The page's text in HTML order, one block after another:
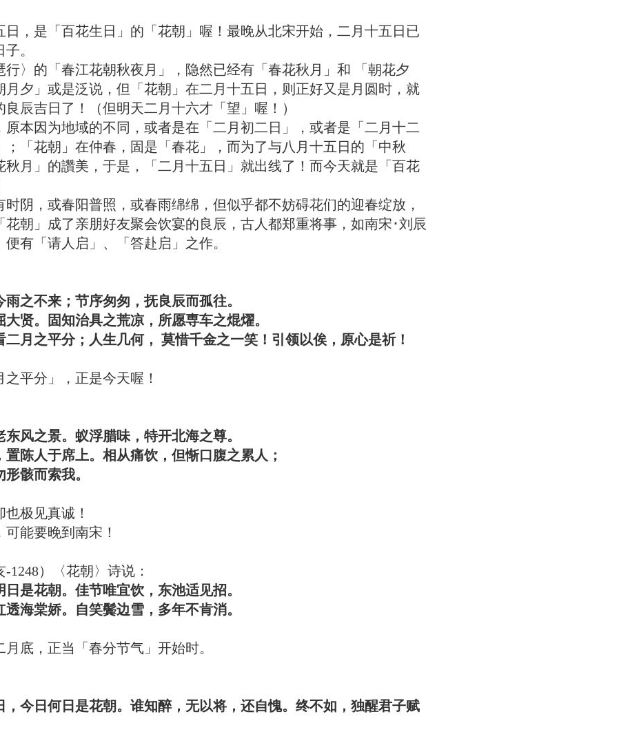
是「百花生日」的「花朝」喔！最晚从北宋开始，二月十五日已
。
的「春江花朝秋夜月」，隐然已经有「春花秋月」和 「朝花夕
月夕」或是泛说，但「花朝」在二月十五日，则正好又是月圆时，就
辰吉日了！（但明天二月十六才「望」喔！）
因为地域的不同，或者是在「二月初二日」，或者是「二月十二
；「花朝」在仲春，固是「春花」，而为了与八月十五日的「中秋
秋月」的讚美，于是，「二月十五日」就出线了！而今天就是「百花
，或春阳普照，或春雨绵绵，但似乎都不妨碍花们的迎春绽放，
朝」成了亲朋好友聚会饮宴的良辰，古人都郑重将事，如南宋･刘辰
便有「请人启」、「答赴启」之作。
之不来；节序匆匆，抚良辰而孤往。
。固知治具之荒凉，所愿専车之焜燿。
之平分；人生几何， 莫惜千金之一笑！引领以俟，原心是祈！
之平分」，正是今天喔！
风之景。蚁浮腊味，特开北海之尊。
人于席上。相从痛饮，但惭口腹之累人；
而索我。
极见真诚！
能要晚到南宋！
1248）〈花朝〉诗说：
是花朝。佳节唯宜饮，东池适见招。
棠娇。自笑鬓边雪，多年不肯消。
底，正当「春分节气」开始时。
，今日何日是花朝。谁知醉，无以将，还自愧。终不如，独醒君子赋